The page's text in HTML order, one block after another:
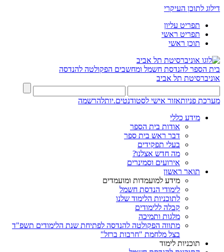
דילוג לתוכן העיקרי
תפריט עליון
תפריט ראשי
תוכן ראשי
בית הספר להנדסת חשמל ומחשבים הפקולטה להנדסה
אוניברסיטת תל אביב
מערכת פניותאזור אישי לסטודנטים.יותלהרשמה
מידע כללי
אודות בית הספר
דבר ראש בית ספר
בעלי תפקידים
מה חדש אצלנו?
אירועים וסמינרים
תואר ראשון
מידע למועמדות ומועמדים
לימודי הנדסת חשמל
לתוכניות הלימוד שלנו
קבלה ללימודים
מלגות ותמיכה
מתווה הפקולטה להנדסה לפתיחת שנת הלימודים תשפ"ד
בצל מלחמת "חרבות ברזל"
תוכניות לימוד